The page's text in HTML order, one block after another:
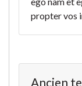
propter vos
Ancien